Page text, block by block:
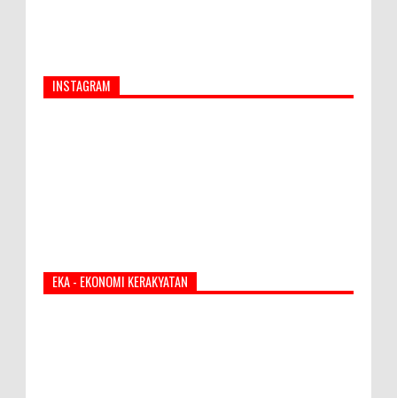
INSTAGRAM
EKA - EKONOMI KERAKYATAN